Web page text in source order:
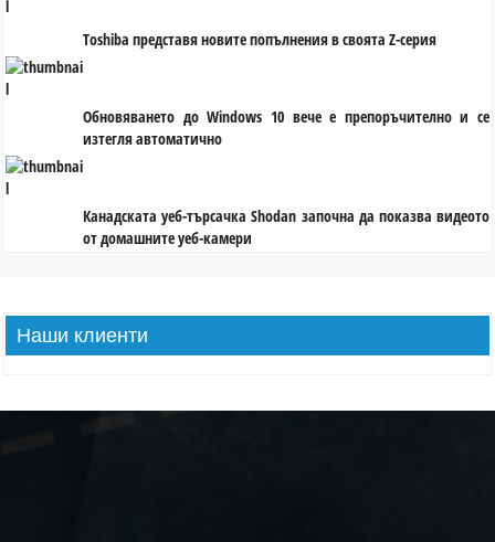
Toshiba представя новите попълнения в своята Z-серия
Обновяването до Windows 10 вече е препоръчително и се
изтегля автоматично
Канадската уеб-търсачка Shodan започна да показва видеото
от домашните уеб-камери
Наши клиенти